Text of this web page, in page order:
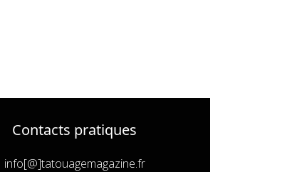
Contacts pratiques
info[@]tatouagemagazine.fr